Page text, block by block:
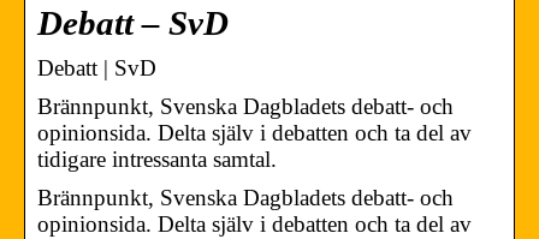
Debatt – SvD
Debatt | SvD
Brännpunkt, Svenska Dagbladets debatt- och
opinionsida. Delta själv i debatten och ta del av
tidigare intressanta samtal.
Brännpunkt, Svenska Dagbladets debatt- och
opinionsida. Delta själv i debatten och ta del av